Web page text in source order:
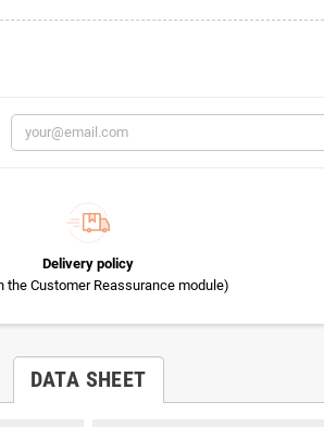
Delivery policy
the Customer Reassurance module)
DATA SHEET